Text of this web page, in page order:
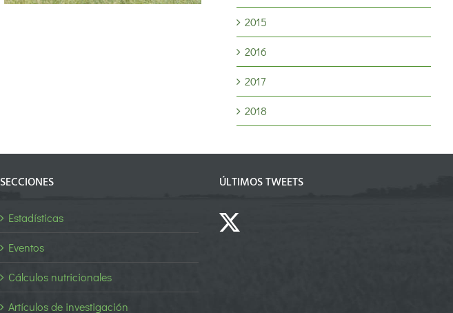
2015
2016
2017
2018
SECCIONES
Estadísticas
Eventos
Cálculos nutricionales
Artículos de investigación
ÚLTIMOS TWEETS